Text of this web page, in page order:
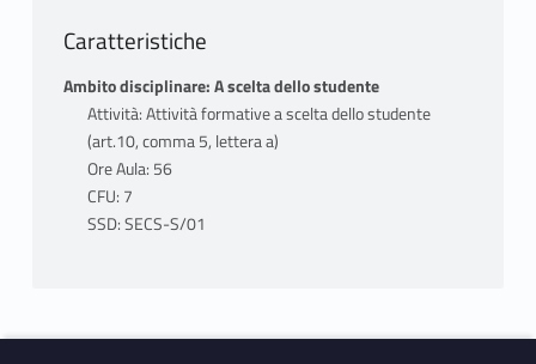
Distribuzioni doppie :
distribuzioni di frequenza;
distribuzioni condizionate;
indipendenza. Misure di
associazione tra due variabili.
condizionata. Indipendenza.
Caratteristiche
Ambito disciplinare: A scelta dello studente
Attività: Attività formative a scelta dello studente
(art.10, comma 5, lettera a)
Ore Aula: 56
CFU: 7
SSD: SECS-S/01